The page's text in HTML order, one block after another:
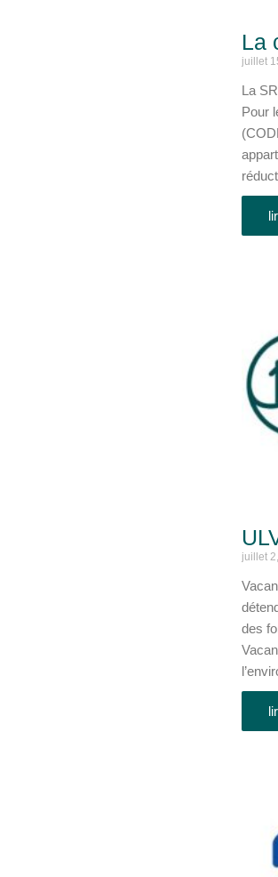
La
juillet
La
Pour
juillet
des